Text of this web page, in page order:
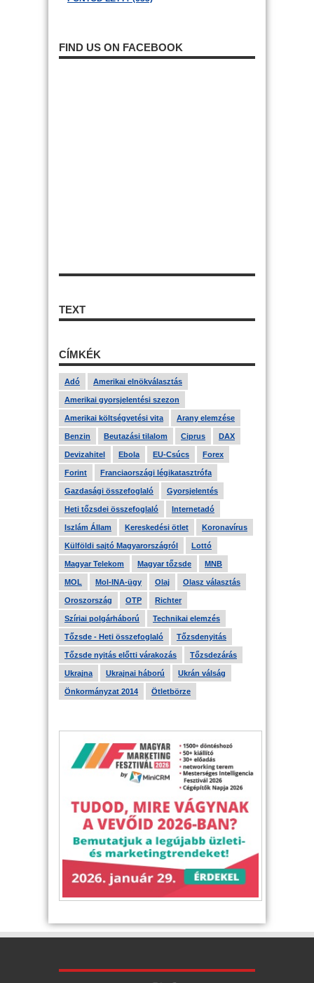
FIND US ON FACEBOOK
TEXT
CÍMKÉK
Adó Amerikai elnökválasztás
Amerikai gyorsjelentési szezon
Amerikai költségvetési vita Arany elemzése
Benzin Beutazási tilalom Ciprus DAX
Devizahitel Ebola EU-Csúcs Forex
Forint Franciaországi légikatasztrófa
Gazdasági összefoglaló Gyorsjelentés
Heti tőzsdei összefoglaló Internetadó
Iszlám Állam Kereskedési ötlet Koronavírus
Külföldi sajtó Magyarországról Lottó
Magyar Telekom Magyar tőzsde MNB
MOL Mol-INA-ügy Olaj Olasz választás
Oroszország OTP Richter
Szíriai polgárháború Technikai elemzés
Tőzsde - Heti összefoglaló Tőzsdenyitás
Tőzsde nyitás előtti várakozás Tőzsdezárás
Ukrajna Ukrajnai háború Ukrán válság
Önkormányzat 2014 Ötletbörze